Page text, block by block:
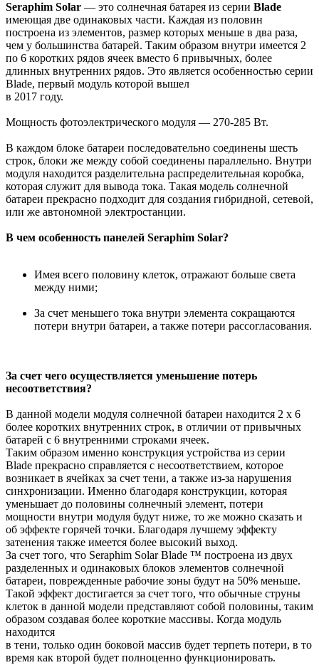
Seraphim Solar — это солнечная батарея из серии Blade
имеющая две одинаковых части. Каждая из половин
построена из элементов, размер которых меньше в два раза,
чем у большинства батарей. Таким образом внутри имеется 2
по 6 коротких рядов ячеек вместо 6 привычных, более
длинных внутренних рядов. Это является особенностью серии
Blade, первый модуль которой вышел
в 2017 году.
Мощность фотоэлектрического модуля — 270-285 Вт.
В каждом блоке батареи последовательно соединены шесть
строк, блоки же между собой соединены параллельно. Внутри
модуля находится разделительна распределительная коробка,
которая служит для вывода тока. Такая модель солнечной
батареи прекрасно подходит для создания гибридной, сетевой,
или же автономной электростанции.
В чем особенность панелей Seraphim Solar?
Имея всего половину клеток, отражают больше света
между ними;
За счет меньшего тока внутри элемента сокращаются
потери внутри батареи, а также потери рассогласования.
За счет чего осуществляется уменьшение потерь
несоответствия?
В данной модели модуля солнечной батареи находится 2 х 6
более коротких внутренних строк, в отличии от привычных
батарей с 6 внутренними строками ячеек.
Таким образом именно конструкция устройства из серии
Blade прекрасно справляется с несоответствием, которое
возникает в ячейках за счет тени, а также из-за нарушения
синхронизации. Именно благодаря конструкции, которая
уменьшает до половины солнечный элемент, потери
мощности внутри модуля будут ниже, то же можно сказать и
об эффекте горячей точки. Благодаря лучшему эффекту
затенения также имеется более высокий выход.
За счет того, что Seraphim Solar Blade ™ построена из двух
разделенных и одинаковых блоков элементов солнечной
батареи, поврежденные рабочие зоны будут на 50% меньше.
Такой эффект достигается за счет того, что обычные струны
клеток в данной модели представляют собой половины, таким
образом создавая более короткие массивы. Когда модуль
находится
в тени, только один боковой массив будет терпеть потери, в то
время как второй будет полноценно функционировать.